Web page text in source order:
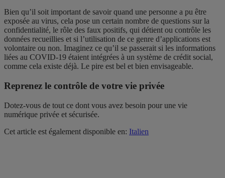
Bien qu’il soit important de savoir quand une personne a pu être
exposée au virus, cela pose un certain nombre de questions sur la
confidentialité, le rôle des faux positifs, qui détient ou contrôle les
données recueillies et si l’utilisation de ce genre d’applications est
volontaire ou non. Imaginez ce qu’il se passerait si les informations
liées au COVID-19 étaient intégrées à un système de crédit social,
comme cela existe déjà. Le pire est bel et bien envisageable.
Reprenez le contrôle de votre vie privée
Dotez-vous de tout ce dont vous avez besoin pour une vie
numérique privée et sécurisée.
Cet article est également disponible en: Italien